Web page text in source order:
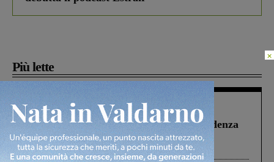
Più lette
Figline Incisa Valdarno 1 Agosto 2026
Piscina di Figline finanziata oltre la scadenza
Pnrr, il gruppo di Fratelli d’Italia: “Un
ringraziamento al Governo”
×